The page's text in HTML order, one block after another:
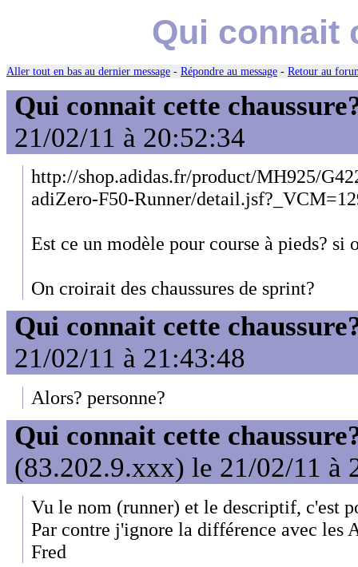
Qui connait
Aller tout en bas au dernier message - Répondre au message - Retour au
Qui connait cette
21/02/11 à 20:52:34
http://shop.adidas.fr/product/MH925/
adiZero-F50-Runner/
Est ce un modèle pour course à pieds? si
On croirait des chaussures de sprint?
Qui connait cette
21/02/11 à 21:43:48
Alors? personne?
Qui connait cette
(83.202.9.xxx) le 21/02/11 à
Vu le nom (runner) et le descriptif, c'est
Par contre j'ignore la différence avec les
Fred